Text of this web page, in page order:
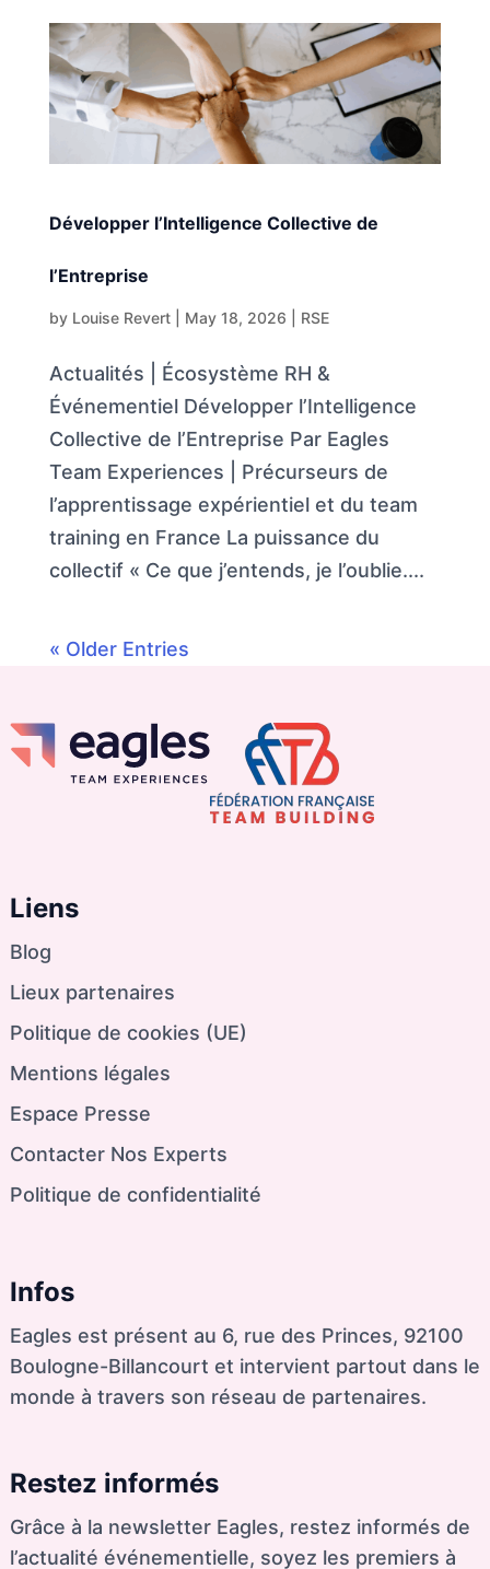
Développer l’Intelligence Collective de
l’Entreprise
by Louise Revert| May 18, 2026 RSE
Actualités | Écosystème RH &
Événementiel Développer l’Intelligence
Collective de l’Entreprise Par Eagles
Team Experiences | Précurseurs de
l’apprentissage expérientiel et du team
training en France La puissance du
collectif « Ce que j’entends, je l’oublie....
« Older Entries
Liens
Blog
Lieux partenaires
Politique de cookies (UE)
Mentions légales
Espace Presse
Contacter Nos Experts
Politique de confidentialité
Infos
Eagles est présent au 6, rue des Princes, 92100
Boulogne-Billancourt et intervient partout dans le
monde à travers son réseau de partenaires.
Restez informés
Grâce à la newsletter Eagles, restez informés de
l’actualité événementielle, soyez les premiers à